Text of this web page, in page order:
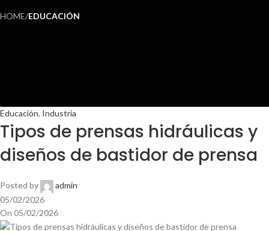
HOME/EDUCACIÓN
Educación, Industria
Tipos de prensas hidráulicas y
diseños de bastidor de prensa
Posted by
admin
05/02/2026
On 05/02/2026